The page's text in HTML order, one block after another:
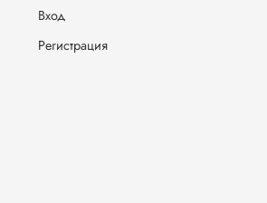
Вход
Регистрация